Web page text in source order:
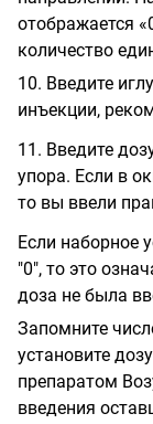
отображается
количество
10. Введите
инъекции,
11. Введите
упора. Если в
то вы ввели
Если наборное
"0", то это
доза не была
Запомните
установите
препаратом
введения